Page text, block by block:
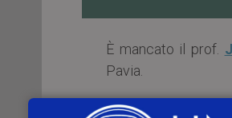
È mancato il prof.
Pavia.
Nato il 29